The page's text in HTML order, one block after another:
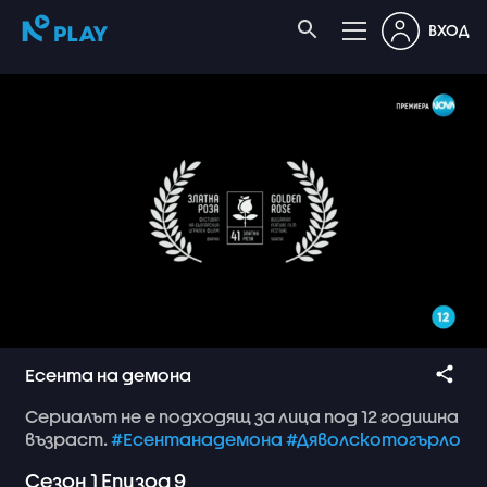
ВХОД
Есента на демона
Сериалът нее подходящза лица под 12годишна
възраст.#Есентанадемона #Дяволскотогърло
Сезон 1 Епизод9